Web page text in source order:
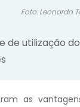
Foto: Leonardo
de utilização
as